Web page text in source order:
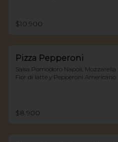
$10.900
Pizza Pepperoni
Salsa Pomodoro Napoli, Mozzarella
Fior di latte y Pepperoni Americano
$8.900